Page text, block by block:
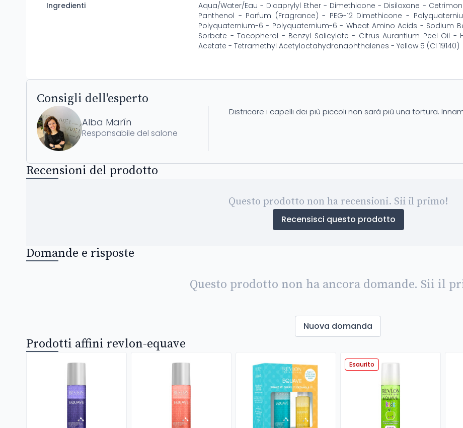
Ingredienti
Aqua/Water/Eau - Dicaprylyl Ether - Dimethicone - Disiloxane -
Panthenol - Parfum (Fragrance) - PEG-12 Dimethicone -
Polyquaternium-6 - Polyquaternium-6 - Wheat Amino Acids - Sodium
Sorbate - Tocopherol - Benzyl Salicylate - Citrus Aurantium Peel Oil -
Acetate - Tetramethyl Acetyloctahydronaphthalenes - Yellow 5 (CI 19140)
Consigli dell'esperto
Alba Marín
Responsabile del salone
Districare i capelli dei più piccoli non sarà più una tortura.
Recensioni del prodotto
Questo prodotto non ha recensioni. Sii il primo!
Recensisci questo prodotto
Domande e risposte
Questo prodotto non ha ancora domande. Sii il
Nuova domanda
Prodotti affini revlon-equave
Esaurito